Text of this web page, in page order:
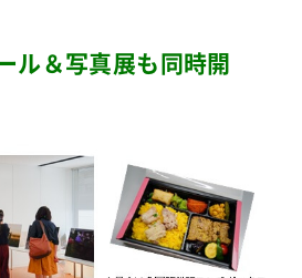
ル＆写真展も同時開